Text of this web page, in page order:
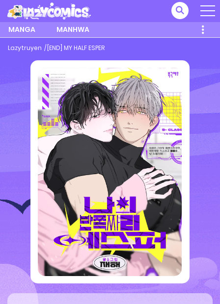
MANGA MANHWA
Lazytruyen [END] MY HALF ESPER